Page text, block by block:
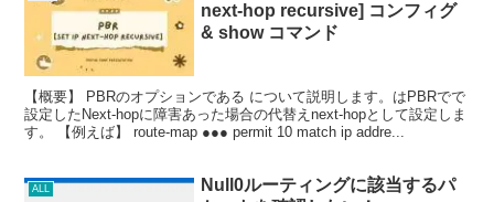
next-hop recursive] コンフィグ
& show コマンド
【概要】 PBRのオプションである について説明します。はPBRでで
設定したNext-hopに障害あった場合の代替えnext-hopとして設定しま
す。 【例えば】 route-map ●●● permit 10 match ip addre...
ALL
Null0ルーティングに該当するパ